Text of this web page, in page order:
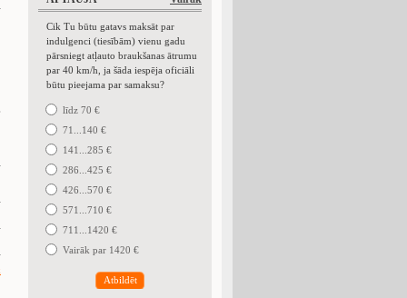
Cik Tu būtu gatavs maksāt par
indulgenci (tiesībām) vienu gadu
pārsniegt atļauto braukšanas ātrumu
par 40 km/h, ja šāda iespēja oficiāli
būtu pieejama par samaksu?
līdz 70 €
71...140 €
141...285 €
286...425 €
426...570 €
571...710 €
711...1420 €
Vairāk par 1420 €
Atbildēt